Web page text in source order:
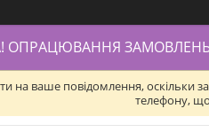
ОПРАЦЮВАННЯ
на ваше повідомлення,
телефону,